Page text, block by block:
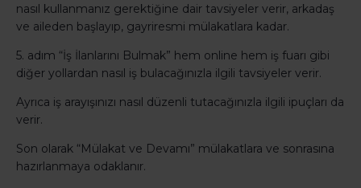
nasıl kullanmanız gerektiğine dair tavsiyeler verir, arkadaş
ve aileden başlayıp, gayriresmi mülakatlara kadar.
5. adım “İş İlanlarını Bulmak” hem online hem iş fuarı gibi
diğer yollardan nasıl iş bulacağınızla ilgili tavsiyeler verir.
Ayrıca iş arayışınızı nasıl düzenli tutacağınızla ilgili ipuçları da
verir.
Son olarak “Mülakat ve Devamı” mülakatlara ve sonrasına
hazırlanmaya odaklanır.